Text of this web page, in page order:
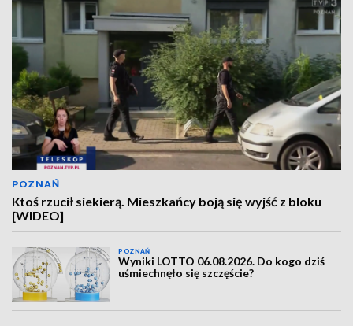
POZNAŃ
Ktoś rzucił siekierą. Mieszkańcy boją się wyjść z bloku
[WIDEO]
POZNAŃ
Wyniki LOTTO 06.08.2026. Do kogo dziś
uśmiechnęło się szczęście?